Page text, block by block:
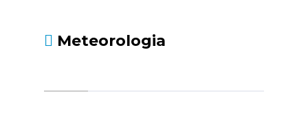
Declaração Modelo 3 de
social.pt/noticias/-/asset_publisher/
Meteorologia